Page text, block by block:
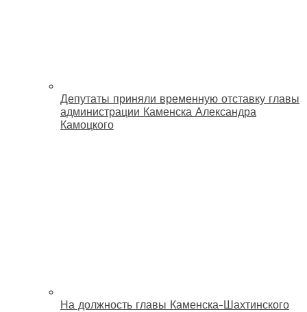
Депутаты приняли временную отставку главы
администрации Каменска Александра
Камоцкого
На должность главы Каменска-Шахтинского